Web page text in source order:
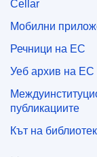
Cellar
Мобилни
Речници на ЕС
Уеб архив на ЕС
публикациите
Кът на